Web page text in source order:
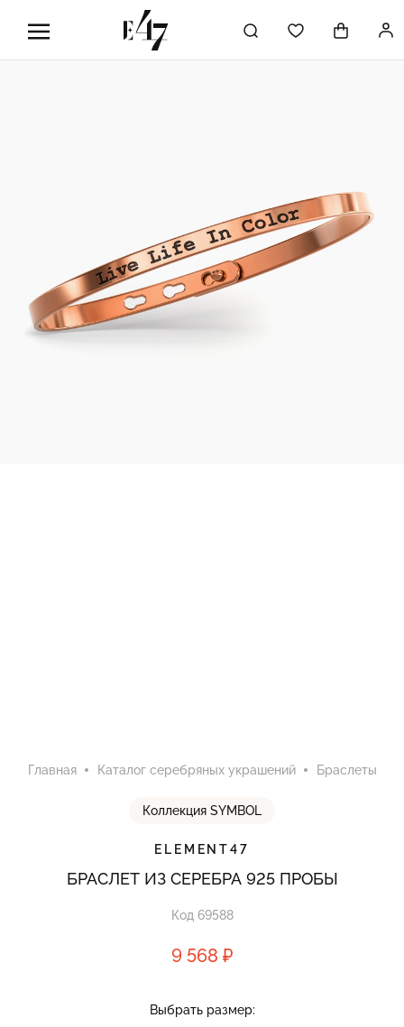
Главная Каталог серебряных украшений Браслеты
Коллекция SYMBOL
ELEMENT47
БРАСЛЕТ ИЗ СЕРЕБРА 925 ПРОБЫ
Код 69588
9 568 ₽
Выбрать размер: